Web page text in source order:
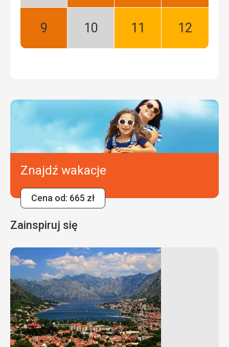
Wrzesień:
Październik:
Listopad:
Grudzień:
Znajdź wakacje
Cena od: 665 zł
Zainspiruj się